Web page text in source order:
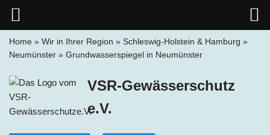
Inhalt
Home » Wir in Ihrer Region » Schleswig-Holstein & Hamburg »
Neumünster » Grundwasserspiegel in Neumünster
VSR-Gewässerschutz
e.V.